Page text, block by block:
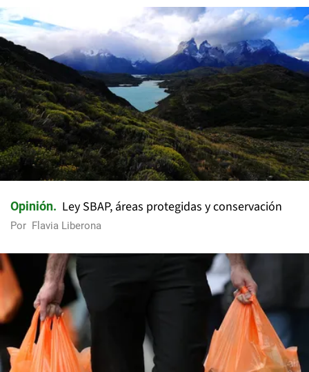
Opinión Ley SBAP, áreas protegidas y conservación
Por Flavia Liberona